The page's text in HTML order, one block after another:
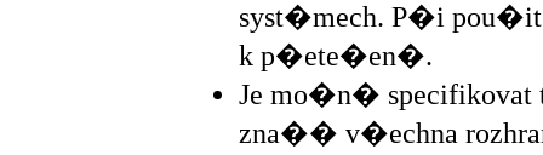
syst�mech. P�i
k p�ete�en�.
Je mo�n�
zna�� v�echna